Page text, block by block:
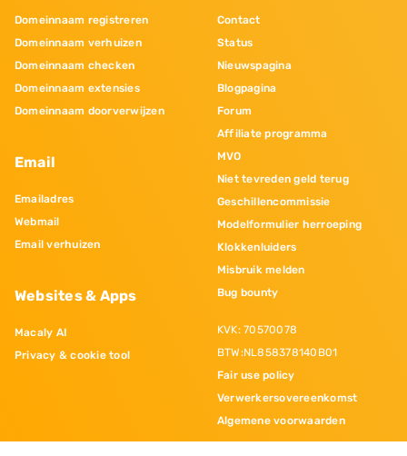
Domeinnaam registreren
Domeinnaam verhuizen
Domeinnaam checken
Domeinnaam extensies
Domeinnaam doorverwijzen
Email
Emailadres
Webmail
Email verhuizen
Websites & Apps
Macaly AI
Privacy & cookie tool
Contact
Status
Nieuwspagina
Blogpagina
Forum
Affiliate programma
MVO
Niet tevreden geld terug
Geschillencommissie
Modelformulier herroeping
Klokkenluiders
Misbruik melden
Bug bounty
KVK: 70570078
BTW:NL858378140B01
Fair use policy
Verwerkersovereenkomst
Algemene voorwaarden